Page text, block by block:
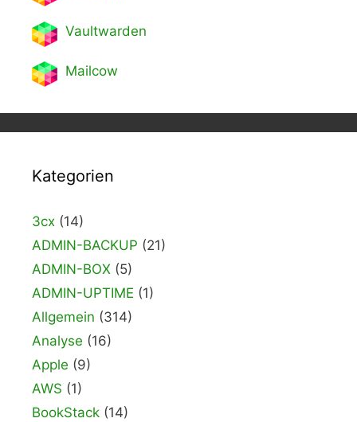
Vaultwarden
Mailcow
Kategorien
3cx (14)
ADMIN-BACKUP (21)
ADMIN-BOX (5)
ADMIN-UPTIME (1)
Allgemein (314)
Analyse (16)
Apple (9)
AWS (1)
BookStack (14)